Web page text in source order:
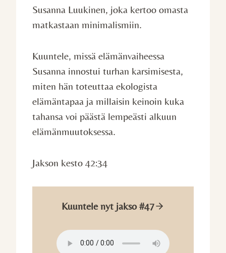
Susanna Luukinen, joka kertoo omasta
matkastaan minimalismiin.
Kuuntele, missä elämänvaiheessa
Susanna innostui turhan karsimisesta,
miten hän toteuttaa ekologista
elämäntapaa ja millaisin keinoin kuka
tahansa voi päästä lempeästi alkuun
elämänmuutoksessa.
Jakson kesto 42:34
Kuuntele nyt jakso #47